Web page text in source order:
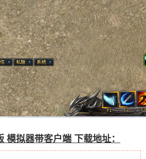
模拟器带客户端 下载地址：